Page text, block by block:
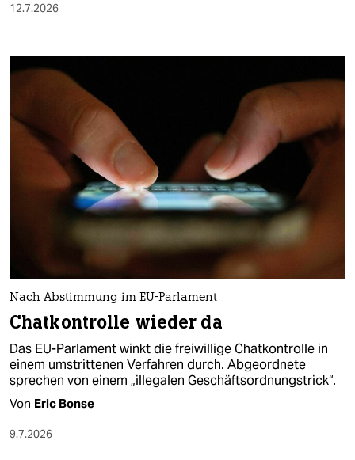
12.7.2026
Nach Abstimmung im EU-Parlament
Chatkontrolle wieder da
Das EU-Parlament winkt die freiwillige Chatkontrolle in
einem umstrittenen Verfahren durch. Abgeordnete
sprechen von einem „illegalen Geschäftsordnungstrick“.
Von Eric Bonse
9.7.2026